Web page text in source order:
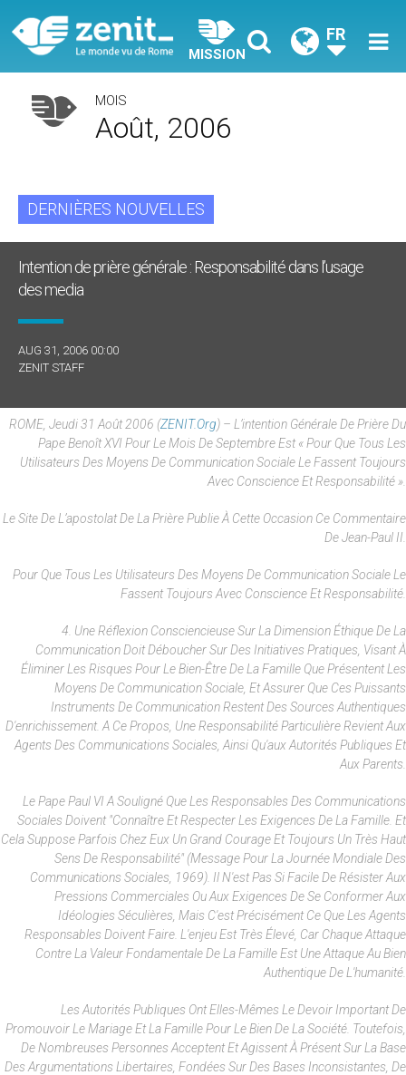
MISSION
FR
MOIS
Août, 2006
DERNIÈRES NOUVELLES
Intention de prière générale : Responsabilité dans l’usage
des media
AUG 31, 2006 00:00
ZENIT STAFF
ROME, Jeudi 31 Août 2006 (ZENIT.org) – L’intention Générale De Prière Du
Pape Benoît XVI Pour Le Mois De Septembre Est « Pour Que Tous Les
Utilisateurs Des Moyens De Communication Sociale Le Fassent Toujours
Avec Conscience Et Responsabilité ».
Le Site De L’apostolat De La Prière Publie À Cette Occasion Ce Commentaire
De Jean-Paul II.
Pour Que Tous Les Utilisateurs Des Moyens De Communication Sociale Le
Fassent Toujours Avec Conscience Et Responsabilité.
4. Une Réflexion Consciencieuse Sur La Dimension Éthique De La
Communication Doit Déboucher Sur Des Initiatives Pratiques, Visant À
Éliminer Les Risques Pour Le Bien-Être De La Famille Que Présentent Les
Moyens De Communication Sociale, Et Assurer Que Ces Puissants
Instruments De Communication Restent Des Sources Authentiques
D'enrichissement. A Ce Propos, Une Responsabilité Particulière Revient Aux
Agents Des Communications Sociales, Ainsi Qu'aux Autorités Publiques Et
Aux Parents.
Le Pape Paul VI A Souligné Que Les Responsables Des Communications
Sociales Doivent "connaître Et Respecter Les Exigences De La Famille. Et
Cela Suppose Parfois Chez Eux Un Grand Courage Et Toujours Un Très Haut
Sens De Responsabilité" (Message Pour La Journée Mondiale Des
Communications Sociales, 1969). Il N'est Pas Si Facile De Résister Aux
Pressions Commerciales Ou Aux Exigences De Se Conformer Aux
Idéologies Séculières, Mais C'est Précisément Ce Que Les Agents
Responsables Doivent Faire. L'enjeu Est Très Élevé, Car Chaque Attaque
Contre La Valeur Fondamentale De La Famille Est Une Attaque Au Bien
Authentique De L'humanité.
Les Autorités Publiques Ont Elles-Mêmes Le Devoir Important De
Promouvoir Le Mariage Et La Famille Pour Le Bien De La Société. Toutefois,
De Nombreuses Personnes Acceptent Et Agissent À Présent Sur La Base
Des Argumentations Libertaires, Fondées Sur Des Bases Inconsistantes, De